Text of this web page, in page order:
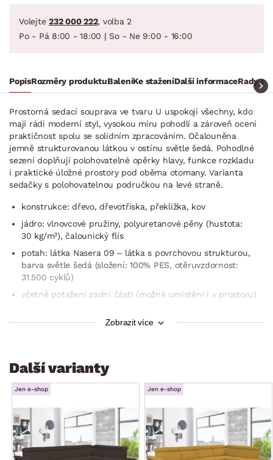
Volejte 232 000 222, volba 2
Po - Pá 8:00 - 18:00 | So - Ne 9:00 - 16:00
PopisRozměry produktuBaleníKe staženíDalší informaceRady a
Prostorná sedací souprava ve tvaru U uspokojí všechny, kdo
mají rádi moderní styl, vysokou míru pohodlí a zároveň ocení
praktičnost spolu se solidním zpracováním. Očalouněna
jemně strukturovanou látkou v ostínu světle šedá. Pohodlné
sezení doplňují polohovatelné opěrky hlavy, funkce rozkladu
i praktické úložné prostory pod oběma otomany. Varianta
sedačky s polohovatelnou područkou na levé straně.
konstrukce: dřevo, dřevotříska, překližka, kov
jádro: vlnovcové pružiny, polyuretanové pěny (hustota:
30 kg/m³), čalounický flís
potah: látka Nasera 09 – látka s povrchovou strukturou,
barva světle šedá (složení: 100% PES, otěruvzdornost:
31.500 cyklů)
včetně potažení zadní části (možné umístění i v prostoru)
levá boční područka – funkce polohování (nastavitelná
pravý otoman – šířka 97 cm
sedák: komfortní výplň, středně měkký
opěrák: komfortní výplň, bederní opora, středně měkký
4 x široká opěrka hlavy/zad v horní části opěráku –
s polohovatelnou funkcí (nastavení libovolné polohy, opěrky
zajistí komfortní opření horní části zad nebo hlavy a díky
Zobrazit více
Další varianty
Jen e-shop Jen e-shop